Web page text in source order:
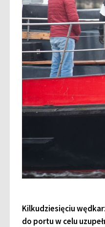
Kilkudziesięciu
do portu w celu